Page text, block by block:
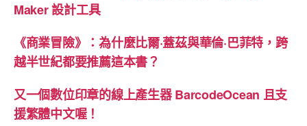
Maker 設計工具
《商業冒險》：為什麼比爾·蓋茲與華倫·巴菲特，跨
越半世紀都要推薦這本書？
又一個數位印章的線上產生器 BarcodeOcean 且支
援繁體中文喔！